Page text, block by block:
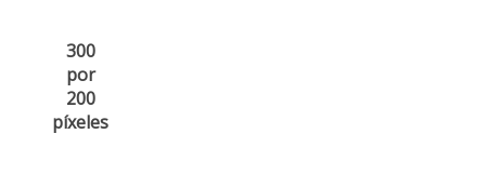
300
por
200
píxeles